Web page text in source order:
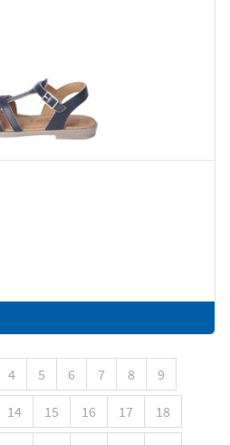
4 5 6 7 8 9
14 15 16 17 18